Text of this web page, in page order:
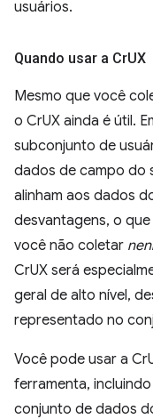
usuários.
Quando usar a CrUX
Mesmo que você
o CrUX ainda é útil.
subconjunto de
dados de campo do
alinham aos dados
desvantagens, o que
você não coletar
CrUX será
geral de alto nível,
representado no
Você pode usar a
ferramenta,
conjunto de dados